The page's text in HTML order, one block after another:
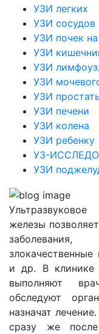
УЗИ легких
УЗИ сосудов
УЗИ почек
УЗИ
УЗИ
УЗИ
УЗИ
УЗИ печени
УЗИ колена
УЗИ ребенку
УЗ-
УЗИ
железы
и др. В
выполняют
обследуют
назначат
сразу же